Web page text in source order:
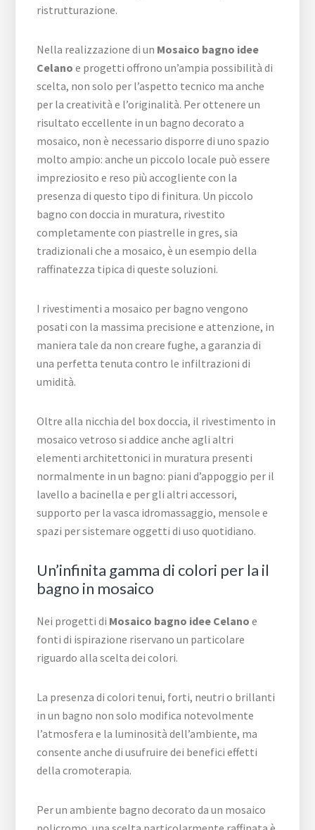
ristrutturazione.
Nella realizzazione di un Mosaico bagno idee
Celano e progetti offrono un’ampia possibilità di
scelta, non solo per l’aspetto tecnico ma anche
per la creatività e l’originalità. Per ottenere un
risultato eccellente in un bagno decorato a
mosaico, non è necessario disporre di uno spazio
molto ampio: anche un piccolo locale può essere
impreziosito e reso più accogliente con la
presenza di questo tipo di finitura. Un piccolo
bagno con doccia in muratura, rivestito
completamente con piastrelle in gres, sia
tradizionali che a mosaico, è un esempio della
raffinatezza tipica di queste soluzioni.
I rivestimenti a mosaico per bagno vengono
posati con la massima precisione e attenzione, in
maniera tale da non creare fughe, a garanzia di
una perfetta tenuta contro le infiltrazioni di
umidità.
Oltre alla nicchia del box doccia, il rivestimento in
mosaico vetroso si addice anche agli altri
elementi architettonici in muratura presenti
normalmente in un bagno: piani d’appoggio per il
lavello a bacinella e per gli altri accessori,
supporto per la vasca idromassaggio, mensole e
spazi per sistemare oggetti di uso quotidiano.
Un’infinita gamma di colori per la il
bagno in mosaico
Nei progetti di Mosaico bagno idee Celano e
fonti di ispirazione riservano un particolare
riguardo alla scelta dei colori.
La presenza di colori tenui, forti, neutri o brillanti
in un bagno non solo modifica notevolmente
l’atmosfera e la luminosità dell’ambiente, ma
consente anche di usufruire dei benefici effetti
della cromoterapia.
Per un ambiente bagno decorato da un mosaico